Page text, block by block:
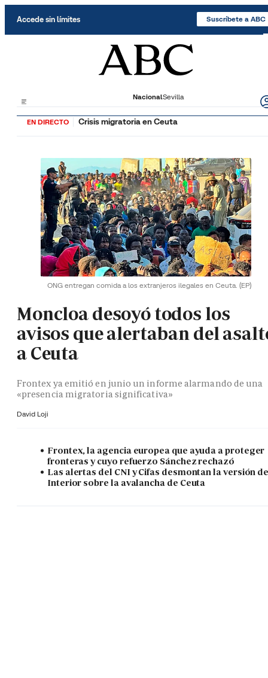
Accede sin límites Suscríbete a ABC
NacionalSevilla
EN DIRECTO Crisis migratoria en Ceuta
ONG entregan comida a los extranjeros ilegales en Ceuta. (EP)
Moncloa desoyó todos los
avisos que alertaban del
a Ceuta
Frontex ya emitió en junio un informe alarmando de una
«presencia migratoria significativa»
David Loji
Frontex, la agencia europea que ayuda a proteger
fronteras y cuyo refuerzo Sánchez rechazó
Las alertas del CNI y Cifas desmontan la versión
Interior sobre la avalancha de Ceuta